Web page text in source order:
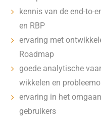
kennis van de end-to-
en RBP
ervaring met
Roadmap
goede analytische
wikkelen en
ervaring in het
gebruikers